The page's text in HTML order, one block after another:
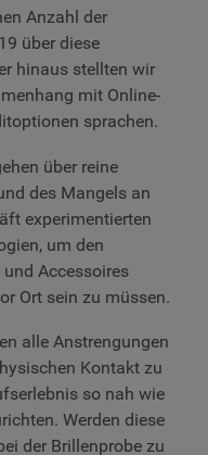
Anzahl der
über diese
hinaus stellten wir
mit Online-
sprachen.
über reine
des Mangels an
experimentierten
um den
Accessoires
Ort sein zu müssen.
alle Anstrengungen
Kontakt zu
so nah wie
Werden diese
der Brillenprobe zu